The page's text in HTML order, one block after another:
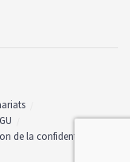
de la confidentialité